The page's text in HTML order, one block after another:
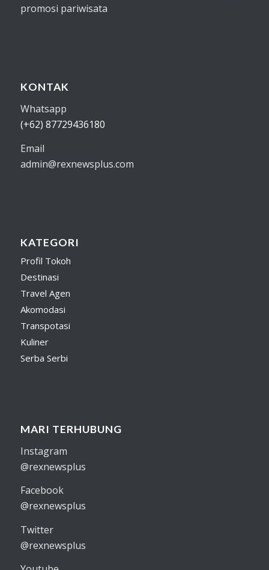
promosi pariwisata
KONTAK
Whatsapp
(+62) 87729436180
Email
admin@rexnewsplus.com
KATEGORI
Profil Tokoh
Destinasi
Travel Agen
Akomodasi
Transpotasi
Kuliner
Serba Serbi
MARI TERHUBUNG
Instagram
@rexnewsplus
Facebook
@rexnewsplus
Twitter
@rexnewsplus